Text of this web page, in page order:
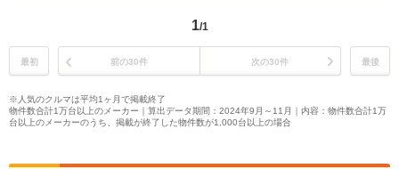
1/1
最初 前の30件 次の30件 最後
※人気のクルマは平均1ヶ月で掲載終了
物件数合計1万台以上のメーカー｜算出データ期間：2024年9月～11月｜内容：物件数合計1万
台以上のメーカーのうち、掲載が終了した物件数が1,000台以上の場合